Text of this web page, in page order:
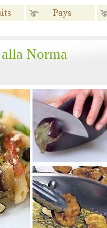
alla Norma